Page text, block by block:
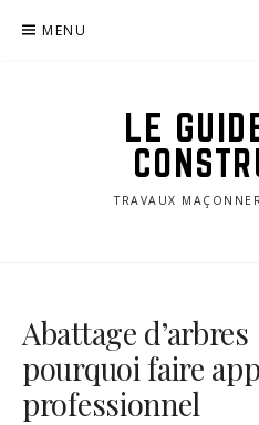
MENU
LE
TRAVAUX
Abattage
pourquoi faire
professionnel